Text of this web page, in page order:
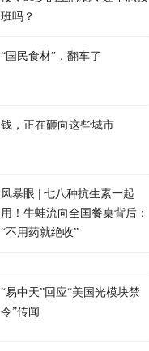
班吗？
“国民食材”，翻车了
钱，正在砸向这些城市
风暴眼 | 七八种抗生素一起
用！牛蛙流向全国餐桌背后：
“不用药就绝收”
“易中天”回应“美国光模块禁
令”传闻